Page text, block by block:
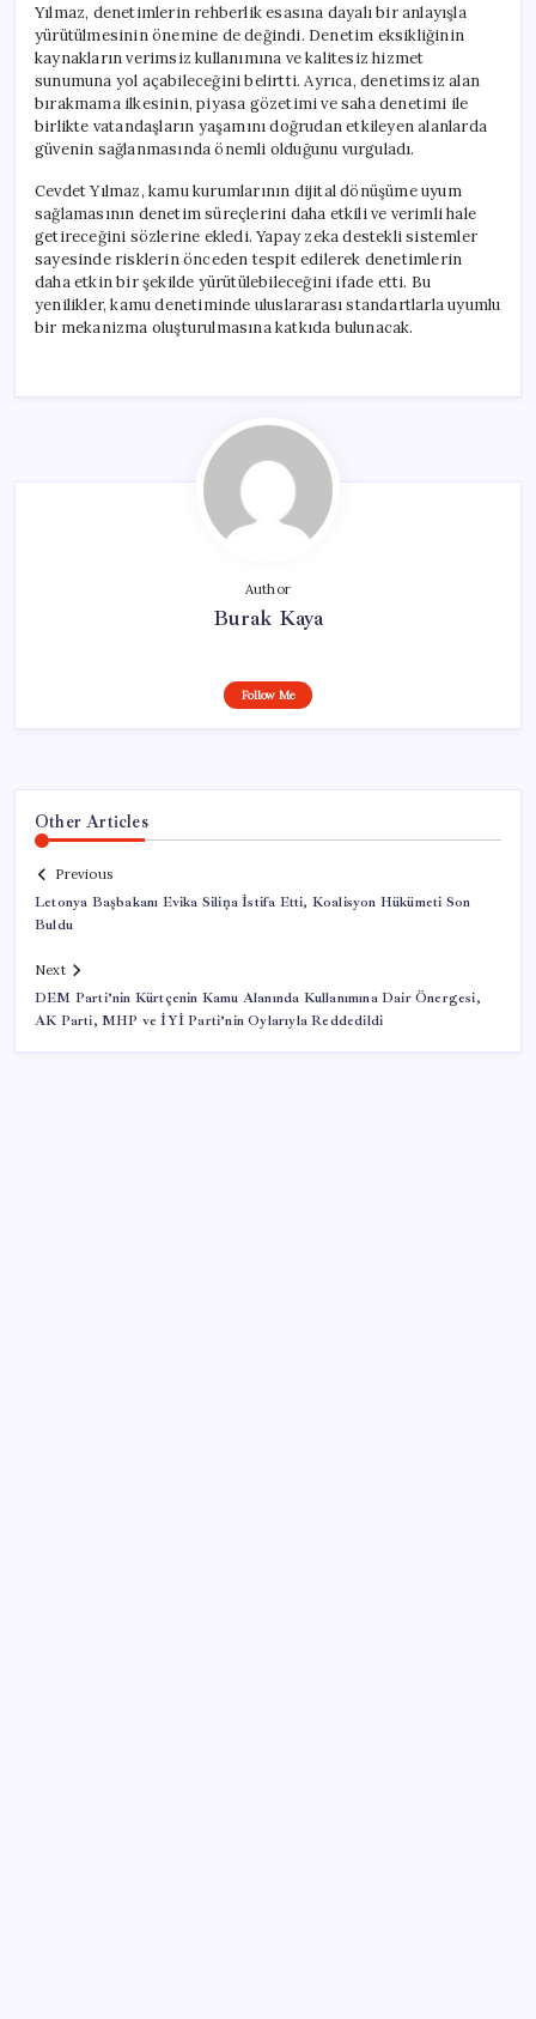
Yılmaz, denetimlerin rehberlik esasına dayalı bir anlayışla
yürütülmesinin önemine de değindi. Denetim eksikliğinin
kaynakların verimsiz kullanımına ve kalitesiz hizmet
sunumuna yol açabileceğini belirtti. Ayrıca, denetimsiz alan
bırakmama ilkesinin, piyasa gözetimi ve saha denetimi ile
birlikte vatandaşların yaşamını doğrudan etkileyen alanlarda
güvenin sağlanmasında önemli olduğunu vurguladı.
Cevdet Yılmaz, kamu kurumlarının dijital dönüşüme uyum
sağlamasının denetim süreçlerini daha etkili ve verimli hale
getireceğini sözlerine ekledi. Yapay zeka destekli sistemler
sayesinde risklerin önceden tespit edilerek denetimlerin
daha etkin bir şekilde yürütülebileceğini ifade etti. Bu
yenilikler, kamu denetiminde uluslararası standartlarla uyumlu
bir mekanizma oluşturulmasına katkıda bulunacak.
Author
Burak Kaya
Follow Me
Other Articles
Previous
Letonya Başbakanı Evika Siliņa İstifa Etti, Koalisyon Hükümeti Son
Buldu
Next
DEM Parti’nin Kürtçenin Kamu Alanında Kullanımına Dair Önergesi,
AK Parti, MHP ve İYİ Parti’nin Oylarıyla Reddedildi